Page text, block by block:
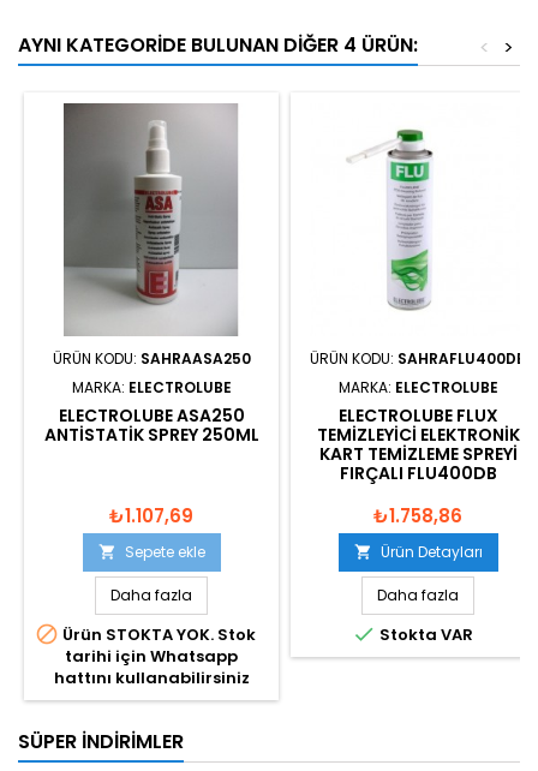
AYNI KATEGORIDE BULUNAN DIĞER 4 ÜRÜN: >
<
ÜRÜN KODU: SAHRAASA250
MARKA: ELECTROLUBE
ELECTROLUBE ASA250
ANTISTATIK SPREY 250ML
₺1.107,69
 Sepete ekle
Daha fazla
 Ürün STOKTA YOK. Stok
tarihi için Whatsapp
hattını kullanabilirsiniz
ÜRÜN KODU: SAHRAFLU400DB
MARKA: ELECTROLUBE
ELECTROLUBE FLUX
TEMIZLEYICI ELEKTRONIK
KART TEMIZLEME SPREYI
FIRÇALI FLU400DB
₺1.758,86
 Ürün Detayları
Daha fazla
 Stokta VAR
SÜPER İNDIRIMLER